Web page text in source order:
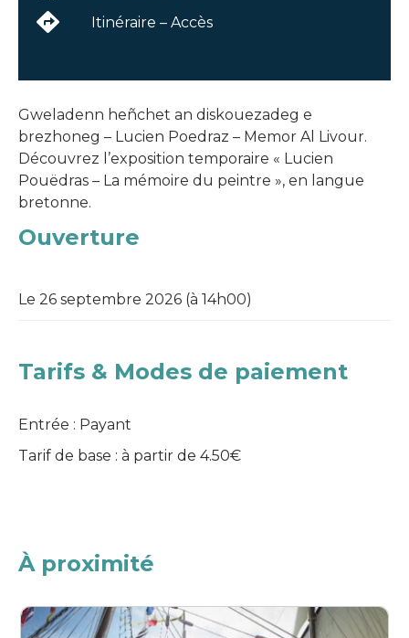
Gweladenn heñchet an diskouezadeg e
brezhoneg – Lucien Poedraz – Memor Al Livour.
Découvrez l’exposition temporaire « Lucien
Pouëdras – La mémoire du peintre », en langue
bretonne.
Ouverture
Le 26 septembre 2026 (à 14h00)
Tarifs & Modes de paiement
Entrée : Payant
Tarif de base : à partir de 4.50€
Itinéraire – Accès
À proximité